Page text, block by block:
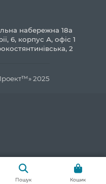
набережна 18а
6, корпус А, офіс 1
2
2025
Пошук Кошик